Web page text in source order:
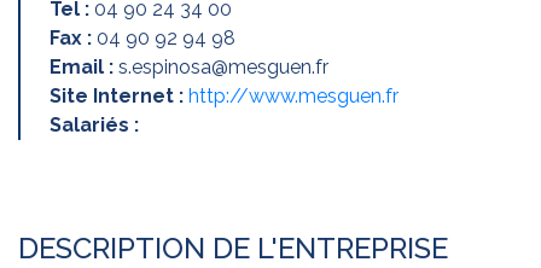
Tel : 04 90 24 34 00
Fax : 04 90 92 94 98
Email : s.espinosa@mesguen.fr
Site Internet : http://www.mesguen.fr
Salariés :
DESCRIPTION DE L'ENTREPRISE